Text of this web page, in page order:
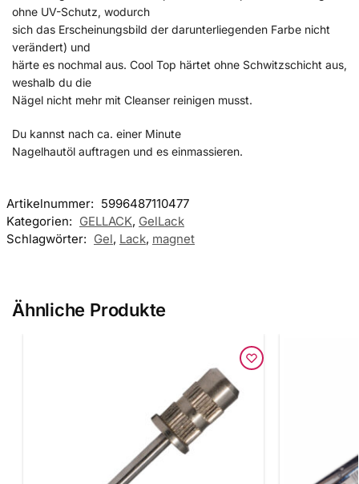
ohne UV-Schutz, wodurch
sich das Erscheinungsbild der darunterliegenden Farbe nicht
verändert) und
härte es nochmal aus. Cool Top härtet ohne Schwitzschicht aus,
weshalb du die
Nägel nicht mehr mit Cleanser reinigen musst.
Du kannst nach ca. einer Minute
Nagelhautöl auftragen und es einmassieren.
Artikelnummer: 5996487110477
Kategorien: GELLACK, GelLack
Schlagwörter: Gel, Lack, magnet
Ähnliche Produkte